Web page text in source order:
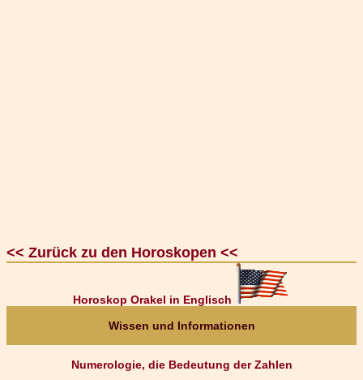
<< Zurück zu den Horoskopen <<
Horoskop Orakel in Englisch
Wissen und Informationen
Numerologie, die Bedeutung der Zahlen